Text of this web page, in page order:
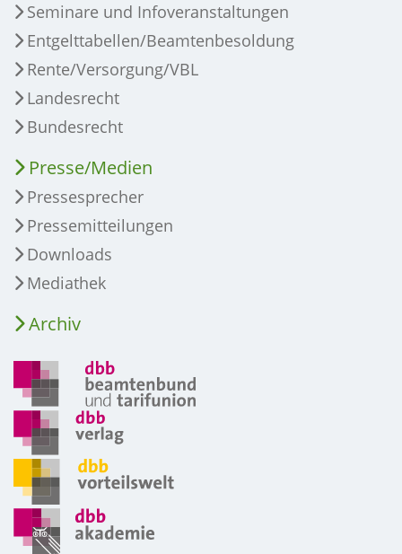
Seminare und Infoveranstaltungen
Entgelttabellen/Beamtenbesoldung
Rente/Versorgung/VBL
Landesrecht
Bundesrecht
Presse/Medien
Pressesprecher
Pressemitteilungen
Downloads
Mediathek
Archiv